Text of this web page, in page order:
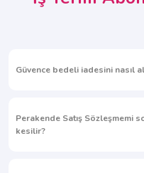
Güvence bedeli iadesini nasıl
Perakende Satış Sözleşmemi
kesilir?